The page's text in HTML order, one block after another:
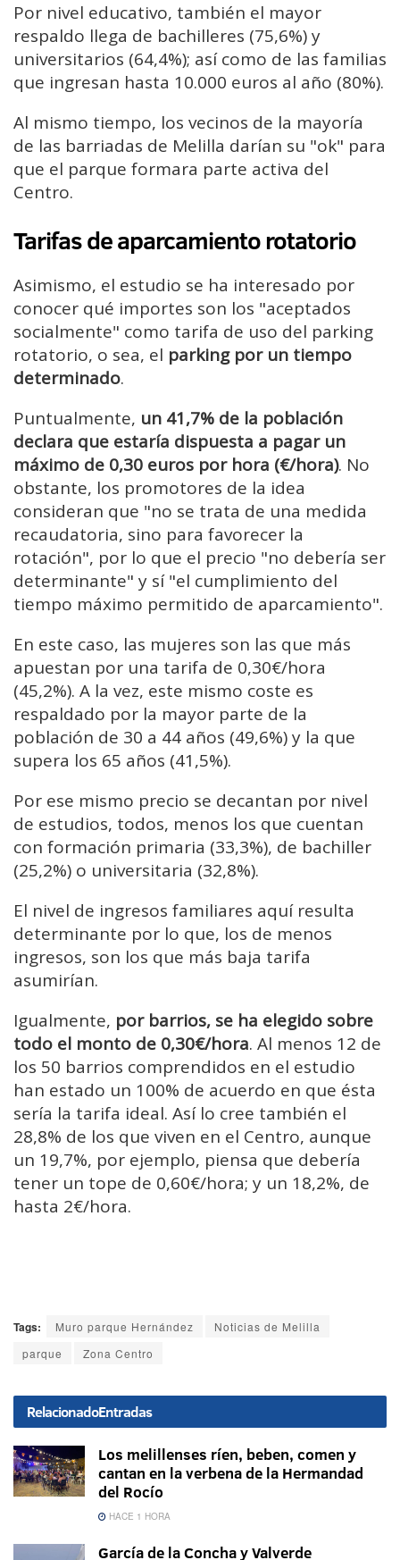
Por nivel educativo, también el mayor
respaldo llega de bachilleres (75,6%) y
universitarios (64,4%); así como de las familias
que ingresan hasta 10.000 euros al año (80%).
Al mismo tiempo, los vecinos de la mayoría
de las barriadas de Melilla darían su "ok" para
que el parque formara parte activa del
Centro.
Tarifas de aparcamiento rotatorio
Asimismo, el estudio se ha interesado por
conocer qué importes son los "aceptados
socialmente" como tarifa de uso del parking
rotatorio, o sea, el parking por un tiempo
determinado.
Puntualmente, un 41,7% de la población
declara que estaría dispuesta a pagar un
máximo de 0,30 euros por hora (€/hora). No
obstante, los promotores de la idea
consideran que "no se trata de una medida
recaudatoria, sino para favorecer la
rotación", por lo que el precio "no debería ser
determinante" y sí "el cumplimiento del
tiempo máximo permitido de aparcamiento".
En este caso, las mujeres son las que más
apuestan por una tarifa de 0,30€/hora
(45,2%). A la vez, este mismo coste es
respaldado por la mayor parte de la
población de 30 a 44 años (49,6%) y la que
supera los 65 años (41,5%).
Por ese mismo precio se decantan por nivel
de estudios, todos, menos los que cuentan
con formación primaria (33,3%), de bachiller
(25,2%) o universitaria (32,8%).
El nivel de ingresos familiares aquí resulta
determinante por lo que, los de menos
ingresos, son los que más baja tarifa
asumirían.
Igualmente, por barrios, se ha elegido sobre
todo el monto de 0,30€/hora. Al menos 12 de
los 50 barrios comprendidos en el estudio
han estado un 100% de acuerdo en que ésta
sería la tarifa ideal. Así lo cree también el
28,8% de los que viven en el Centro, aunque
un 19,7%, por ejemplo, piensa que debería
tener un tope de 0,60€/hora; y un 18,2%, de
hasta 2€/hora.
Tags: Muro parque Hernández
Noticias de Melilla
parque
Zona Centro
RelacionadoEntradas
Los melillenses ríen, beben, comen y
cantan en la verbena de la Hermandad
del Rocío
HACE 1 HORA
García de la Concha y Valverde